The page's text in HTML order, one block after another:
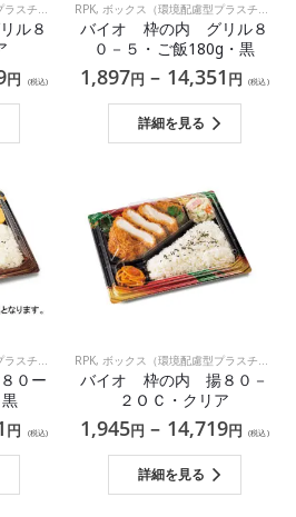
ック）
ル８
円 (税込)
RPK,ボックス（環境配慮型プラスチック）
バイオ 枠の内 グリル８
０－５・ご飯180g・黒
1,897円 – 14,351 円 (税込)
詳細を見る
ック） ,中華 ,和食
０ー
円 (税込)
RPK,ボックス（環境配慮型プラスチック）
バイオ 枠の内 揚８０－
２ＯＣ・クリア
1,945円 – 14,719円 (税込)
詳細を見る